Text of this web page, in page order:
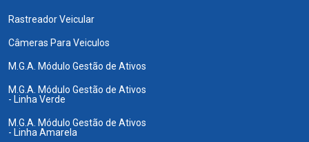
Rastreador Veicular
Câmeras Para Veiculos
M.G.A. Módulo Gestão de Ativos
M.G.A. Módulo Gestão de Ativos
- Linha Verde
M.G.A. Módulo Gestão de Ativos
- Linha Amarela